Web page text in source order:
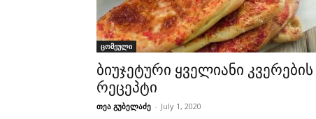
ცომეული
ბიუჯეტური ყველიანი კვერების
რეცეპტი
თეა გუბელაძე - July 1, 2020